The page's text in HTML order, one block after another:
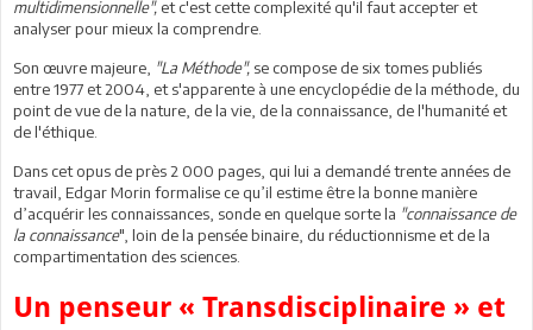
multidimensionnelle", et c'est cette complexité qu'il faut accepter et
analyser pour mieux la comprendre.
Son œuvre majeure, "La Méthode", se compose de six tomes publiés
entre 1977 et 2004, et s'apparente à une encyclopédie de la méthode, du
point de vue de la nature, de la vie, de la connaissance, de l'humanité et
de l'éthique.
Dans cet opus de près 2 000 pages, qui lui a demandé trente années de
travail, Edgar Morin formalise ce qu’il estime être la bonne manière
d’acquérir les connaissances, sonde en quelque sorte la "connaissance de
la connaissance", loin de la pensée binaire, du réductionnisme et de la
compartimentation des sciences.
Un penseur « Transdisciplinaire » et